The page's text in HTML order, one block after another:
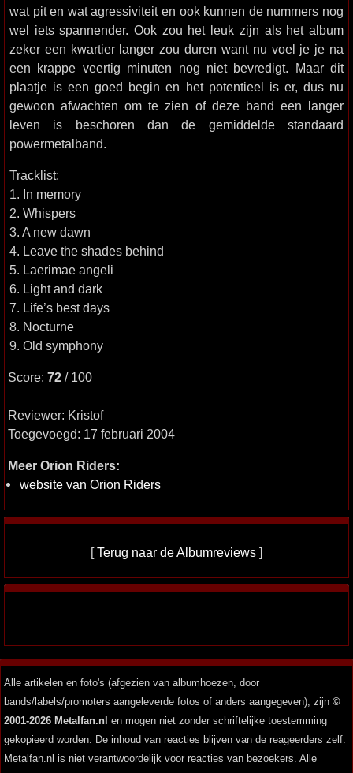
wat pit en wat agressiviteit en ook kunnen de nummers nog
wel iets spannender. Ook zou het leuk zijn als het album
zeker een kwartier langer zou duren want nu voel je je na
een krappe veertig minuten nog niet bevredigt. Maar dit
plaatje is een goed begin en het potentieel is er, dus nu
gewoon afwachten om te zien of deze band een langer
leven is beschoren dan de gemiddelde standaard
powermetalband.
Tracklist:
1. In memory
2. Whispers
3. A new dawn
4. Leave the shades behind
5. Laerimae angeli
6. Light and dark
7. Life’s best days
8. Nocturne
9. Old symphony
Score: 72 / 100
Reviewer: Kristof
Toegevoegd: 17 februari 2004
Meer Orion Riders:
website van Orion Riders
[Terug naar de Albumreviews ]
Alle artikelen en foto's (afgezien van albumhoezen, door
bands/labels/promoters aangeleverde fotos of anders aangegeven), zijn ©
2001-2026 Metalfan.nl en mogen niet zonder schriftelijke toestemming
gekopieerd worden. De inhoud van reacties blijven van de reageerders zelf.
Metalfan.nl is niet verantwoordelijk voor reacties van bezoekers. Alle